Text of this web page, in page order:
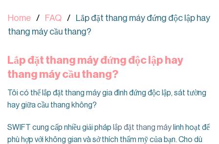
Home FAQ
Lắp đặt thang máy đứng độc lập hay
thang máy cầu thang?
Lắp đặt thang máy đứng độc lập hay
thang máy cầu thang?
Tôi có thể lắp đặt thang máy gia đình đứng độc lập, sát tường
hay giữa cầu thang không?
SWIFT cung cấp nhiều giải pháp lắp đặt thang máy linh hoạt để
phù hợp với không gian và sở thích thẩm mỹ của bạn. Cho dù